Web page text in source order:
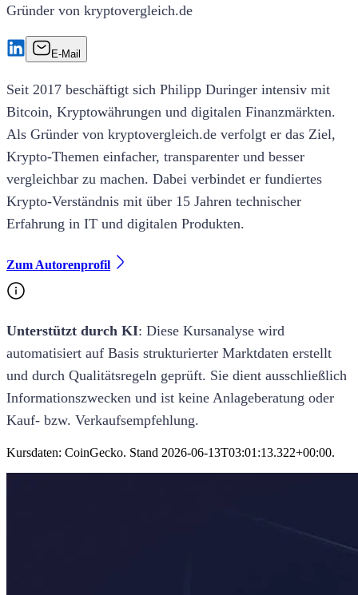
Gründer von kryptovergleich.de
E-Mail
Seit 2017 beschäftigt sich Philipp Duringer intensiv mit
Bitcoin, Kryptowährungen und digitalen Finanzmärkten.
Als Gründer von kryptovergleich.de verfolgt er das Ziel,
Krypto-Themen einfacher, transparenter und besser
vergleichbar zu machen. Dabei verbindet er fundiertes
Krypto-Verständnis mit über 15 Jahren technischer
Erfahrung in IT und digitalen Produkten.
Zum Autorenprofil
Unterstützt durch KI: Diese Kursanalyse wird
automatisiert auf Basis strukturierter Marktdaten erstellt
und durch Qualitätsregeln geprüft. Sie dient ausschließlich
Informationszwecken und ist keine Anlageberatung oder
Kauf- bzw. Verkaufsempfehlung.
Kursdaten: CoinGecko. Stand 2026-06-13T03:01:13.322+00:00.